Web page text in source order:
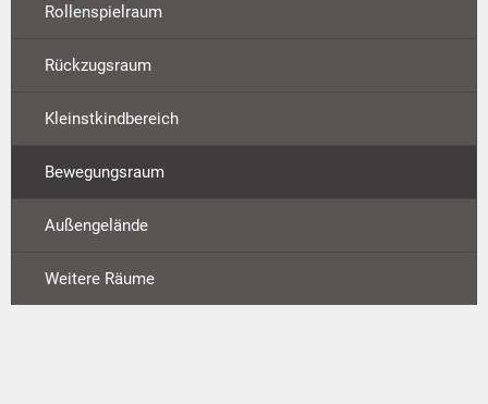
Rollenspielraum
Rückzugsraum
Kleinstkindbereich
Bewegungsraum
Außengelände
Weitere Räume